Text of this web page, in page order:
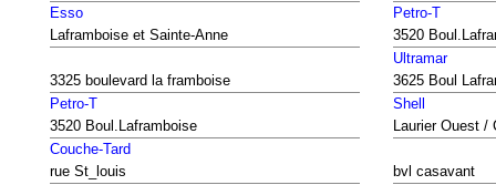
Esso
Laframboise et Sainte-Anne
Petro-T
3520
3325 boulevard la framboise
Ultramar
3625 Boul
Petro-T
3520 Boul.Laframboise
Shell
Laurier Ouest /
Couche-Tard
rue St_louis
bvl casavant